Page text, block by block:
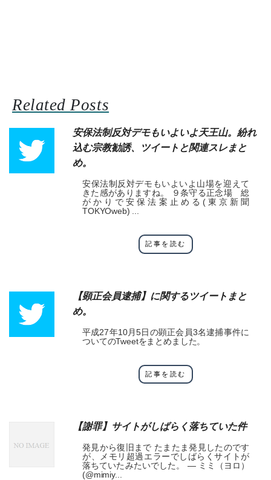
Related Posts
安保法制反対デモもいよいよ天王山。紛れ
込む宗教勧誘、ツイートと関連スレまと
め。
安保法制反対デモもいよいよ山場を迎えて
きた感がありますね。 ９条守る正念場 総
がかりで安保法案止める(東京新聞
TOKYOweb) ...
記事を読む
【顕正会員逮捕】に関するツイートまと
め。
平成27年10月5日の顕正会員3名逮捕事件に
ついてのTweetをまとめました。
記事を読む
【謝罪】サイトがしばらく落ちていた件
発見から復旧まで たまたま発見したのです
が、メモリ超過エラーでしばらくサイトが
落ちていたみたいでした。 — ミミ（ヨロ）
(@mimiy...